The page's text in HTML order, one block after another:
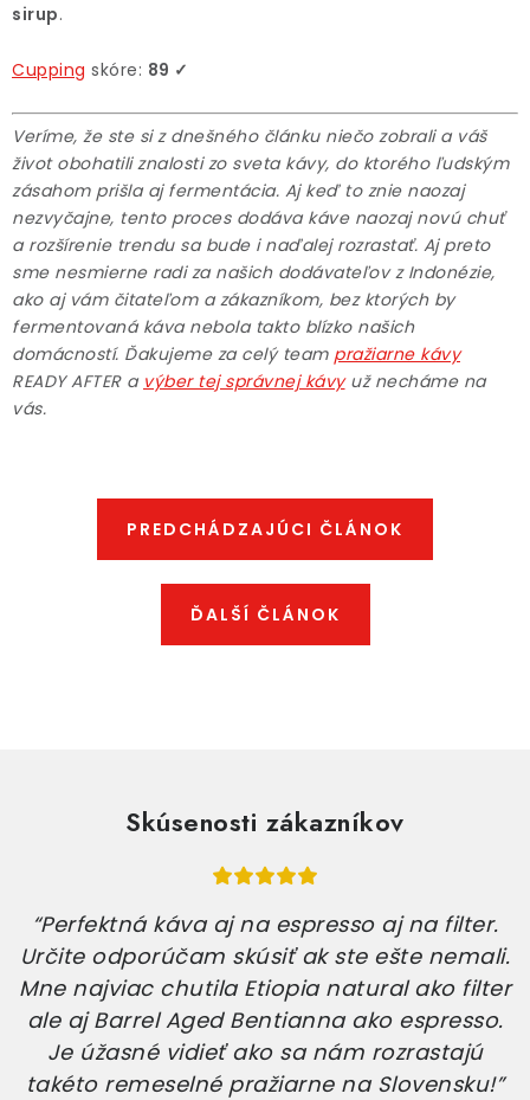
sirup.
Cupping skóre: 89 ✓
Veríme, že ste si z dnešného článku niečo zobrali a váš
život obohatili znalosti zo sveta kávy, do ktorého ľudským
zásahom prišla aj fermentácia. Aj keď to znie naozaj
nezvyčajne, tento proces dodáva káve naozaj novú chuť
a rozšírenie trendu sa bude i naďalej rozrastať. Aj preto
sme nesmierne radi za našich dodávateľov z Indonézie,
ako aj vám čitateľom a zákazníkom, bez ktorých by
fermentovaná káva nebola takto blízko našich
domácností. Ďakujeme za celý team pražiarne kávy
READY AFTER a výber tej správnej kávyuž necháme na
vás.
PREDCHÁDZAJÚCI ČLÁNOK
ĎALŠÍ ČLÁNOK
Skúsenosti zákazníkov
“Perfektná káva aj na espresso aj na filter.
Určite odporúčam skúsiť ak ste ešte nemali.
Mne najviac chutila Etiopia natural ako filter
ale aj Barrel Aged Bentianna ako espresso.
Je úžasné vidieť ako sa nám rozrastajú
takéto remeselné pražiarne na Slovensku!”